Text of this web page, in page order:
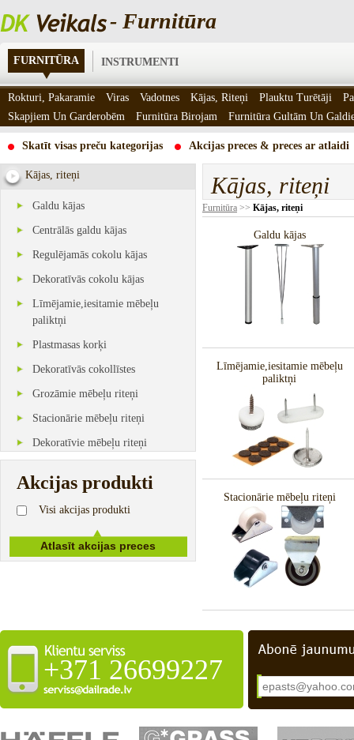
- Furnitūra
FURNITŪRA INSTRUMENTI
Skatīt visas preču kategorijas Akcijas preces & preces ar atlaidi
Kājas, riteņi
Galdu kājas
Centrālās galdu kājas
Regulējamās cokolu kājas
Dekoratīvās cokolu kājas
Līmējamie,iesitamie mēbeļu
paliktņi
Plastmasas korķi
Dekoratīvās cokollīstes
Grozāmie mēbeļu riteņi
Stacionārie mēbeļu riteņi
Dekoratīvie mēbeļu riteņi
Akcijas produkti
Visi akcijas produkti
Kājas, riteņi
Furnitūra >> Kājas, riteņi
Galdu kājas
Līmējamie,iesitamie mēbeļu
paliktņi
Stacionārie mēbeļu riteņi
+371 26699227
Rokturi, Pakaramie Viras Vadotnes Kājas, Riteņi Plauktu Turētāji
Skapjiem Un Garderobēm
Furnitūra Birojam Furnitūra Gultām Un